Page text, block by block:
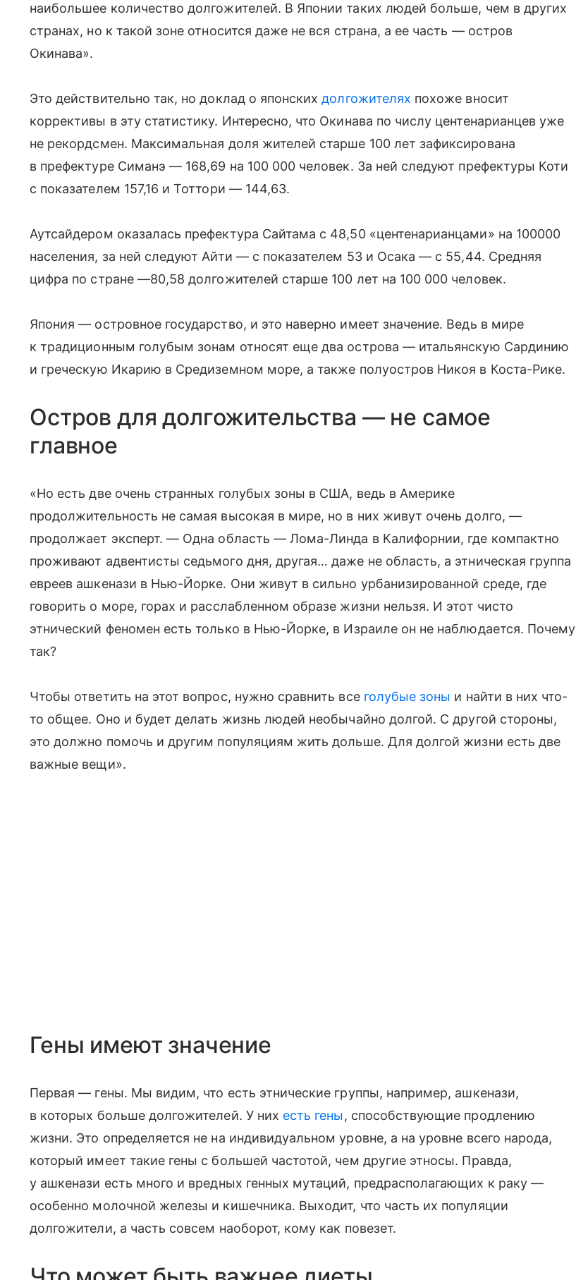
наибольшее количество долгожителей. В Японии таких людей больше, чем в других
странах, но к такой зоне относится даже не вся страна, а ее часть — остров
Окинава».
Это действительно так, но доклад о японскихдолгожителях похоже вносит
коррективы в эту статистику. Интересно, что Окинава по числу центенарианцев уже
не рекордсмен. Максимальная доля жителей старше 100 лет зафиксирована
в префектуре Симанэ — 168,69 на 100 000 человек. За ней следуют префектуры Коти
с показателем 157,16 и Тоттори — 144,63.
Аутсайдером оказалась префектура Сайтама с 48,50 «центенарианцами» на 100000
населения, за ней следуют Айти — с показателем 53 и Осака — с 55,44. Средняя
цифра по стране —80,58 долгожителей старше 100 лет на 100 000 человек.
Япония — островное государство, и это наверно имеет значение. Ведь в мире
к традиционным голубым зонам относят еще два острова — итальянскую Сардинию
и греческую Икарию в Средиземном море, а также полуостров Никоя в Коста-Рике.
Остров для долгожительства — не самое
главное
«Но есть две очень странных голубых зоны в США, ведь в Америке
продолжительность не самая высокая в мире, но в них живут очень долго, —
продолжает эксперт. — Одна область — Лома-Линда в Калифорнии, где компактно
проживают адвентисты седьмого дня, другая… даже не область, а этническая группа
евреев ашкенази в Нью-Йорке. Они живут в сильно урбанизированной среде, где
говорить о море, горах и расслабленном образе жизни нельзя. И этот чисто
этнический феномен есть только в Нью-Йорке, в Израиле он не наблюдается. Почему
так?
Чтобы ответить на этот вопрос, нужно сравнить все голубые зоны и найти в них что-
то общее. Оно и будет делать жизнь людей необычайно долгой. С другой стороны,
это должно помочь и другим популяциям жить дольше. Для долгой жизни есть две
важные вещи».
Гены имеют значение
Первая — гены. Мы видим, что есть этнические группы, например, ашкенази,
в которых больше долгожителей. У них есть гены, способствующие продлению
жизни. Это определяется не на индивидуальном уровне, а на уровне всего народа,
который имеет такие гены с большей частотой, чем другие этносы. Правда,
у ашкенази есть много и вредных генных мутаций, предрасполагающих к раку —
особенно молочной железы и кишечника. Выходит, что часть их популяции
долгожители, а часть совсем наоборот, кому как повезет.